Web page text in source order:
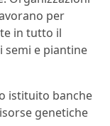
per
in tutto il
semi e piantine
istituito banche
genetiche